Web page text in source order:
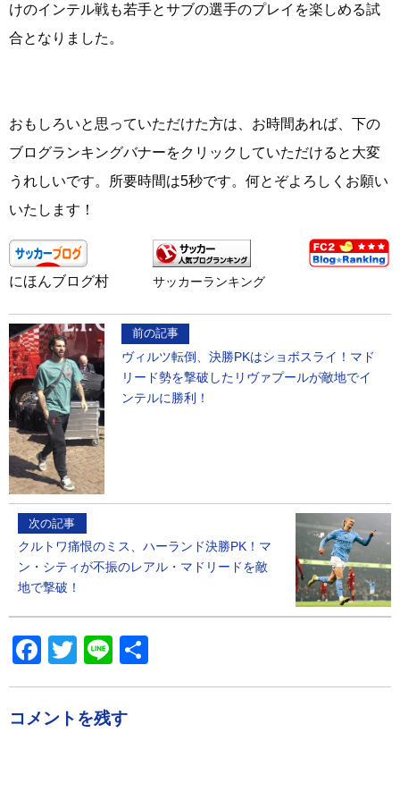
けのインテル戦も若手とサブの選手のプレイを楽しめる試
合となりました。
おもしろいと思っていただけた方は、お時間あれば、下の
ブログランキングバナーをクリックしていただけると大変
うれしいです。所要時間は5秒です。何とぞよろしくお願い
いたします！
にほんブログ村 サッカーランキング
前の記事
ヴィルツ転倒、決勝PKはショボスライ！マド
リード勢を撃破したリヴァプールが敵地でイ
ンテルに勝利！
次の記事
クルトワ痛恨のミス、ハーランド決勝PK！マ
ン・シティが不振のレアル・マドリードを敵
地で撃破！
Facebook
Twitter
Line
有
コメントを残す